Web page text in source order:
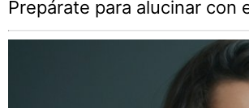
Prepárate para alucinar con